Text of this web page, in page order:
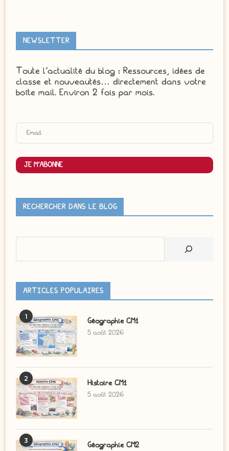
NEWSLETTER
Toute l'actualité du blog : Ressources, idées de
classe et nouveautés… directement dans votre
boîte mail. Environ 2 fois par mois.
JE M'ABONNE
RECHERCHER DANS LE BLOG
ARTICLES POPULAIRES
1
Géographie CM1
5 août 2026
2
Histoire CM1
5 août 2026
3
Géographie CM2